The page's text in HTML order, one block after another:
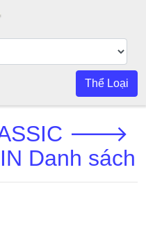
Thể Loại
🡒
Danh sách